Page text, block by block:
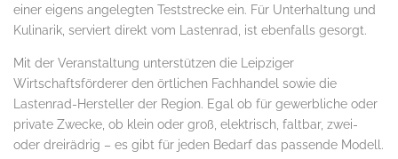
einer eigens angelegten Teststrecke ein. Für Unterhaltung und
Kulinarik, serviert direkt vom Lastenrad, ist ebenfalls gesorgt.
Mit der Veranstaltung unterstützen die Leipziger
Wirtschaftsförderer den örtlichen Fachhandel sowie die
Lastenrad-Hersteller der Region. Egal ob für gewerbliche oder
private Zwecke, ob klein oder groß, elektrisch, faltbar, zwei-
oder dreirädrig – es gibt für jeden Bedarf das passende Modell.